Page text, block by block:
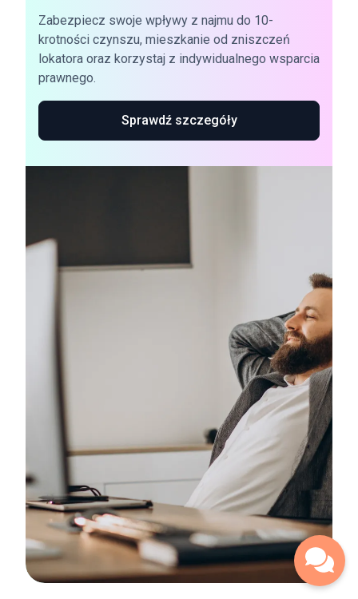
Zabezpiecz swoje wpływy z najmu do 10-
krotności czynszu, mieszkanie od zniszczeń
lokatora oraz korzystaj z indywidualnego wsparcia
prawnego.
Sprawdź szczegóły